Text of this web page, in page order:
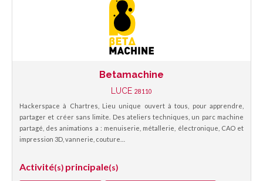
Betamachine
LUCE 28110
Hackerspace à Chartres, Lieu unique ouvert à tous, pour apprendre,
partager et créer sans limite. Des ateliers techniques, un parc machine
partagé, des animations a : menuiserie, métallerie, électronique, CAO et
impression 3D, vannerie, couture…
Activité(s) principale(s)